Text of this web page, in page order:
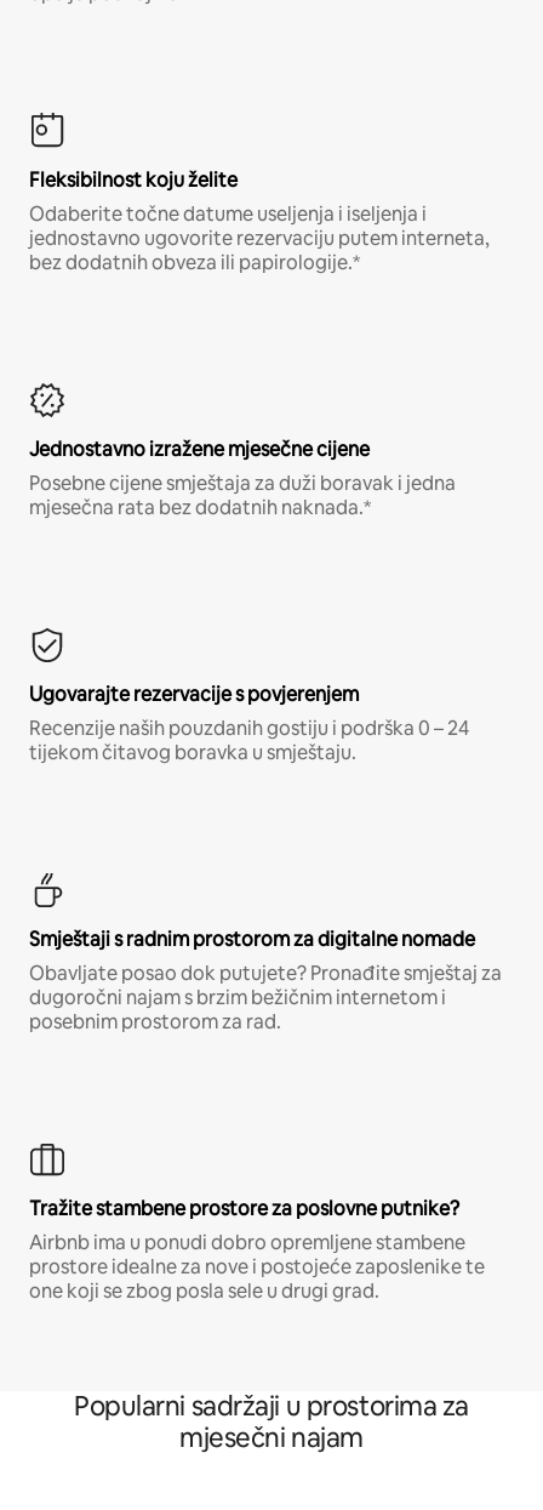
Fleksibilnost koju želite
Odaberite točne datume useljenja i iseljenja i
jednostavno ugovorite rezervaciju putem interneta,
bez dodatnih obveza ili papirologije.*
Jednostavno izražene mjesečne cijene
Posebne cijene smještaja za duži boravak i jedna
mjesečna rata bez dodatnih naknada.*
Ugovarajte rezervacije s povjerenjem
Recenzije naših pouzdanih gostiju i podrška 0 – 24
tijekom čitavog boravka u smještaju.
Smještaji s radnim prostorom za digitalne nomade
Obavljate posao dok putujete? Pronađite smještaj za
dugoročni najam s brzim bežičnim internetom i
posebnim prostorom za rad.
Tražite stambene prostore za poslovne putnike?
Airbnb ima u ponudi dobro opremljene stambene
prostore idealne za nove i postojeće zaposlenike te
one koji se zbog posla sele u drugi grad.
Popularni sadržaji u prostorima za
mjesečni najam